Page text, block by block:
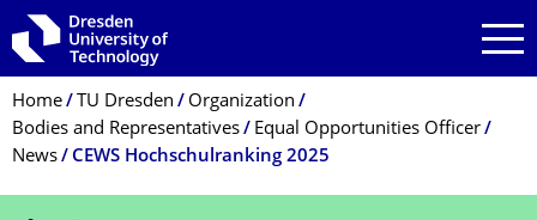
Skip to main navigation
Skip to search
Skip to content
Breadcrumb Menu
Home TU Dresden
Organization
Bodies and Representatives
Equal Opportunities Officer
News
CEWS Hochschulranking 2025